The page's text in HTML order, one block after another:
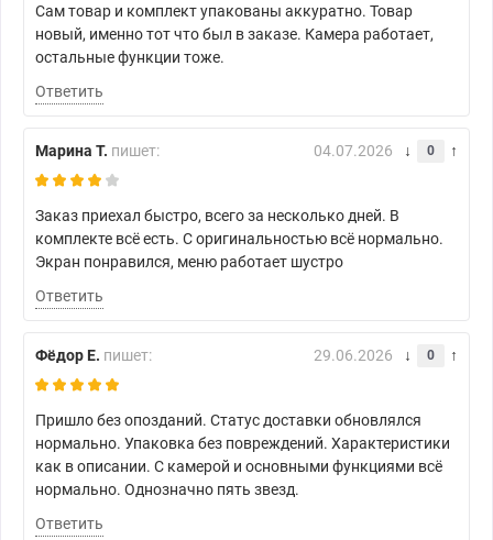
Сам товар и комплект упакованы аккуратно. Товар
новый, именно тот что был в заказе. Камера работает,
остальные функции тоже.
Ответить
Марина Т. пишет: 04.07.2026 0
Заказ приехал быстро, всего за несколько дней. В
комплекте всё есть. С оригинальностью всё нормально.
Экран понравился, меню работает шустро
Ответить
Фёдор Е. пишет: 29.06.2026 0
Пришло без опозданий. Статус доставки обновлялся
нормально. Упаковка без повреждений. Характеристики
как в описании. С камерой и основными функциями всё
нормально. Однозначно пять звезд.
Ответить